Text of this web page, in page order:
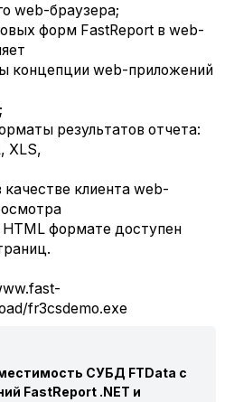
web-браузера;
форм FastReport в web-
концепции web-приложений
результатов отчета:
XLS,
качестве клиента web-
HTML формате доступен
fr3csdemo.exe
СУБД FTData с
FastReport .NET и